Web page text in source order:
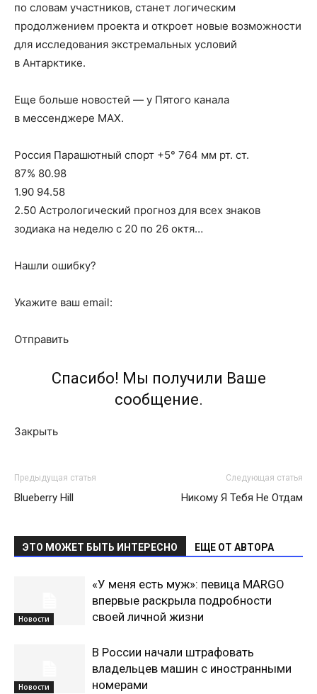
по словам участников, станет логическим
продолжением проекта и откроет новые возможности
для исследования экстремальных условий
в Антарктике.
Еще больше новостей — у Пятого канала
в мессенджере MAX.
Россия Парашютный спорт +5° 764 мм рт. ст.
87% 80.98
1.90 94.58
2.50 Астрологический прогноз для всех знаков
зодиака на неделю с 20 по 26 октя…
Нашли ошибку?
Укажите ваш email:
Отправить
Спасибо! Мы получили Ваше
сообщение.
Закрыть
Предыдущая статья
Blueberry Hill
Следующая статья
Никому Я Тебя Не Отдам
ЭТО МОЖЕТ БЫТЬ ИНТЕРЕСНО ЕЩЕ ОТ АВТОРА
Новости
«У меня есть муж»: певица MARGO
впервые раскрыла подробности
своей личной жизни
Новости
В России начали штрафовать
владельцев машин с иностранными
номерами